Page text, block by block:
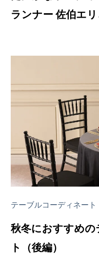
ランナー 佐伯エリ
テーブルコーディネート
秋冬におすすめ
ト（後編）